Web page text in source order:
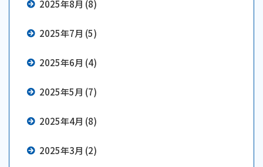
2025年8月 (8)
2025年7月 (5)
2025年6月 (4)
2025年5月 (7)
2025年4月 (8)
2025年3月 (2)